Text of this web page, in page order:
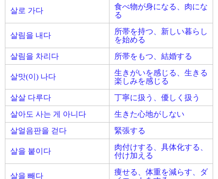
살로 가다
食べ物が身になる、肉にな
る
살림을 내다
所帯を持つ、新しい暮らし
を始める
살림을 차리다
所帯をもつ、結婚する
살맛(이) 나다
生きがいを感じる、生きる
楽しみを感じる
살살 다루다
丁寧に扱う、優しく扱う
살아도 사는 게 아니다
生きた心地がしない
살얼음판을 걷다
緊張する
살을 붙이다
肉付けする、具体化する、
付け加える
살을 빼다
痩せる、体重を減らす、ダ